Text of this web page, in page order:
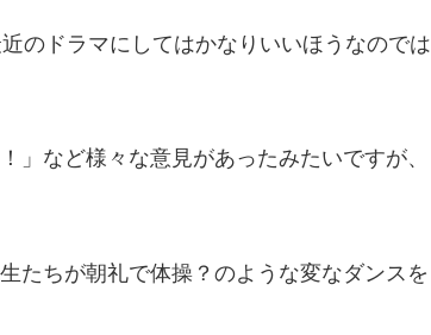
のドラマにしてはかなりいいほうなのでは
」など様々な意見があったみたいですが、
たちが朝礼で体操？のような変なダンスを